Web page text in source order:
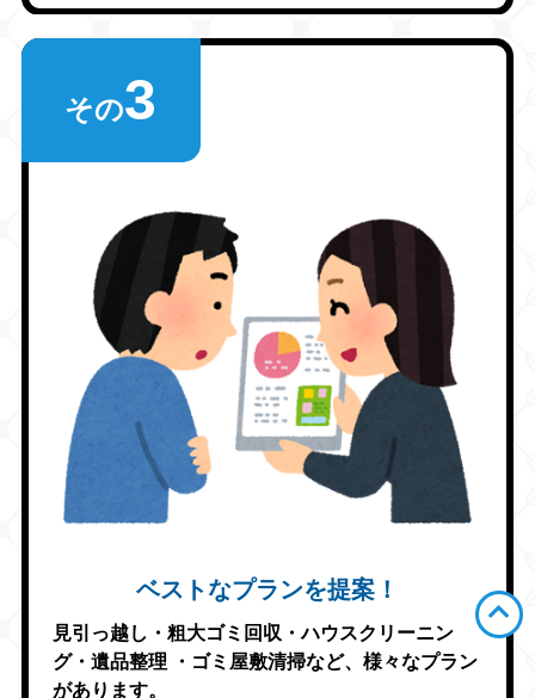
その3
ベストなプランを提案！
見引っ越し・粗大ゴミ回収・ハウスクリーニン
グ・遺品整理
・ゴミ屋敷清掃など、様々なプラン
があります。